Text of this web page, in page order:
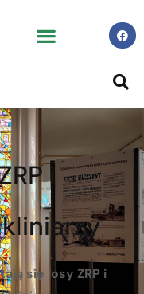
i
się losy ZRP i